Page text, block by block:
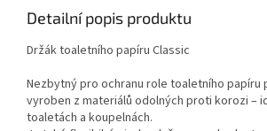
Detailní popis produktu
Držák toaletního papíru Classic
Nezbytný pro ochranu role toaletního papíru
vyroben z materiálů odolných proti korozi –
toaletách a koupelnách.